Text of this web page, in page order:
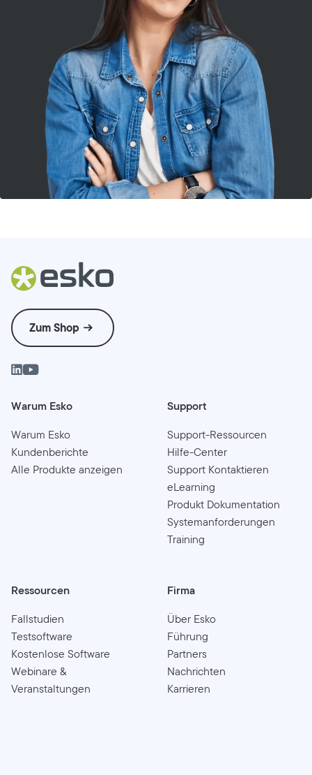
Zum Shop
Warum Esko
Warum Esko
Kundenberichte
Alle Produkte anzeigen
Support
Support-Ressourcen
Hilfe-Center
Support Kontaktieren
eLearning
Produkt Dokumentation
Systemanforderungen
Training
Ressourcen
Fallstudien
Testsoftware
Kostenlose Software
Webinare &
Veranstaltungen
Firma
Über Esko
Führung
Partners
Nachrichten
Karrieren